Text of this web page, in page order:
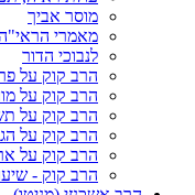
מוסר אביך
מאמרי
לנבוכי הדור
הרב קוק על
הרב קוק על
הרב קוק על
הרב קוק על
הרב קוק על
הרב קוק -